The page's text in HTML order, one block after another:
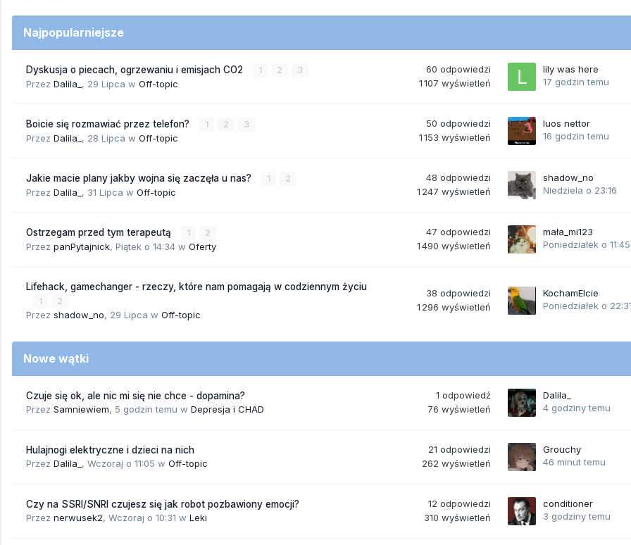
Najpopularniejsze
Dyskusja o piecach, ogrzewaniu i emisjach CO2 1 2 3
Przez Dalila_ , 29 Lipca w Off-topic
60 odpowiedzi
1 107 wyświetleń
lily was here
17 godzin temu
Boicie się rozmawiać przez telefon? 1 2 3
Przez Dalila_ , 28 Lipca w Off-topic
50 odpowiedzi
1 153 wyświetleń
luos nettor
16 godzin temu
Jakie macie plany jakby wojna się zaczęła u nas? 1 2
Przez Dalila_ , 31 Lipca w Off-topic
48 odpowiedzi
1 247 wyświetleń
shadow_no
Niedziela o 23:16
Ostrzegam przed tym terapeutą 1 2
Przez panPytajnick, Piątek o 14:34 w Oferty
47 odpowiedzi
1 490 wyświetleń
mała_mi123
Poniedziałek o 11:45
Lifehack, gamechanger - rzeczy, które nam pomagają w codziennym życiu
1 2
Przez shadow_no, 29 Lipca w Off-topic
38 odpowiedzi
1 296 wyświetleń
KochamElcie
Poniedziałek o
Nowe wątki
Czuje się ok, ale nic mi się nie chce - dopamina?
Przez Samniewiem, 5 godzin temu w Depresja i CHAD
1 odpowiedź
76 wyświetleń
Dalila_
4 godziny temu
Hulajnogi elektryczne i dzieci na nich
Przez Dalila_ , Wczoraj o 11:05 w Off-topic
21 odpowiedzi
262 wyświetleń
Grouchy
46 minut temu
Czy na SSRI/SNRI czujesz się jak robot pozbawiony emocji?
Przez nerwusek2, Wczoraj o 10:31 w Leki
12 odpowiedzi
310 wyświetleń
conditioner
3 godziny temu